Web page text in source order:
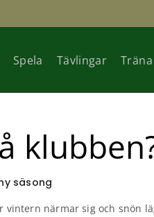
Spela Tävlingar Träna
säsong
närmar sig och snön